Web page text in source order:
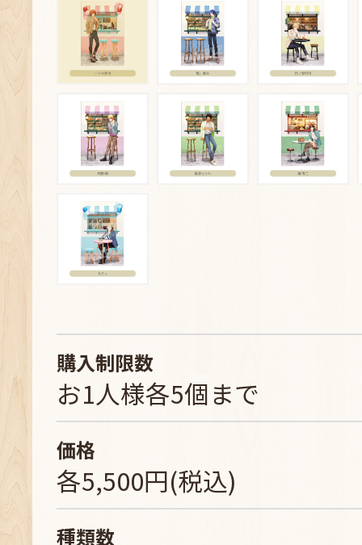
購入制限数
お1人様各5個まで
価格
各5,500円(税込)
種類数